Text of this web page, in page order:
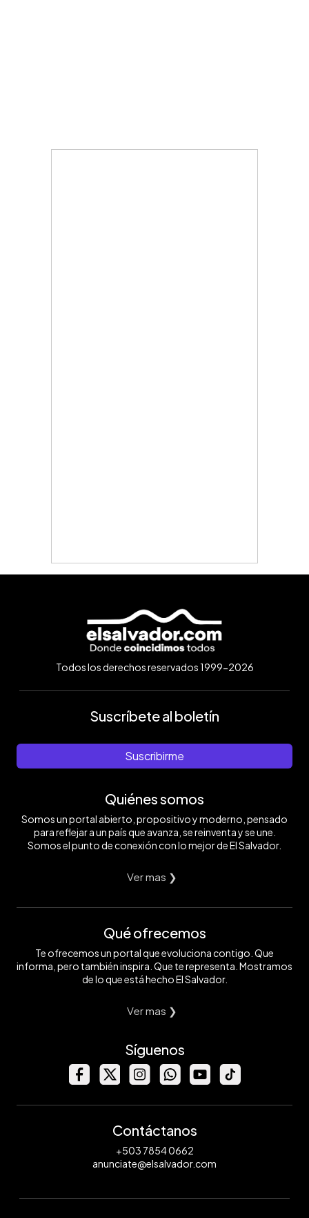
Todos los derechos reservados 1999-2026
Suscríbete al boletín
Suscribirme
Quiénes somos
Somos un portal abierto, propositivo y moderno, pensado
para reflejar a un país que avanza, se reinventa y se une.
Somos el punto de conexión con lo mejor de El Salvador.
Ver mas ❯
Qué ofrecemos
Te ofrecemos un portal que evoluciona contigo. Que
informa, pero también inspira. Que te representa. Mostramos
de lo que está hecho El Salvador.
Ver mas ❯
Síguenos
Contáctanos
+503 7854 0662
anunciate@elsalvador.com